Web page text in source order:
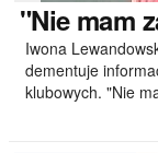
"Niemam
Iwona
dementuje
klubowych. "Nie